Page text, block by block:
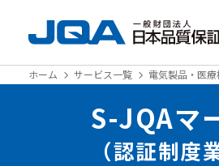
ホーム サービス一覧 電気製品・医
S-JQAマ
（認証制度